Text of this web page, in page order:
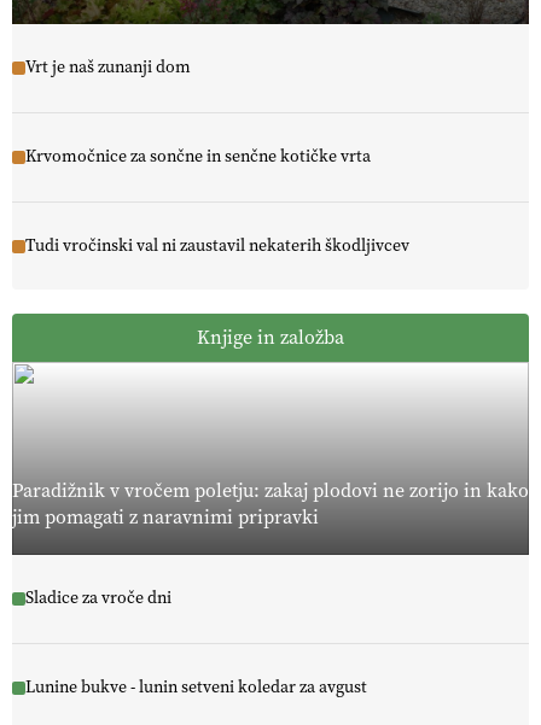
Vrt je naš zunanji dom
Krvomočnice za sončne in senčne kotičke vrta
Tudi vročinski val ni zaustavil nekaterih škodljivcev
Knjige in založba
Paradižnik v vročem poletju: zakaj plodovi ne zorijo in kako
jim pomagati z naravnimi pripravki
Sladice za vroče dni
Lunine bukve - lunin setveni koledar za avgust